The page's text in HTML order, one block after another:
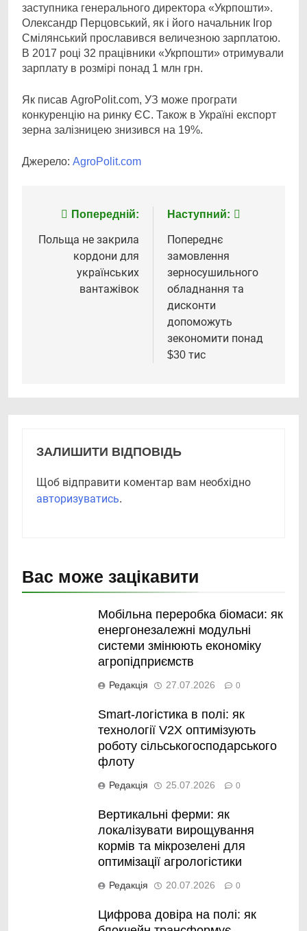
заступника генерального директора «Укрпошти».
Олександр Перцовський, як і його начальник Ігор
Смілянський прославився величезною зарплатою.
В 2017 році 32 працівники «Укрпошти» отримували
зарплату в розмірі понад 1 млн грн.
Як писав AgroPolit.com, УЗ може програти
конкуренцію на ринку ЄС. Також в Україні експорт
зерна залізницею знизився на 19%.
Джерело: AgroPolit.com
Навігація
записів
Попередній:
Польща не закрила
кордони для
українських
вантажівок
Наступний:
Попереднє
замовлення
зерносушильного
обладнання та
дисконти
допоможуть
зекономити понад
$30 тис
ЗАЛИШИТИ ВІДПОВІДЬ
Щоб відправити коментар вам необхідно
авторизуватись.
Вас може зацікавити
Мобільна переробка біомаси: як
енергонезалежні модульні
системи змінюють економіку
агропідприємств
Редакція 27.07.2026 0
Smart-логістика в полі: як
технології V2X оптимізують
роботу сільськогосподарського
флоту
Редакція 25.07.2026 0
Вертикальні ферми: як
локалізувати вирощування
кормів та мікрозелені для
оптимізації агрологістики
Редакція 20.07.2026 0
Цифрова довіра на полі: як